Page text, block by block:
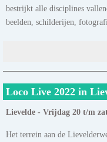
bestrijkt alle disciplines
beelden, schilderijen,
Loco Live 2022 in
Lievelde - Vrijdag 20 t/m
Het terrein aan de